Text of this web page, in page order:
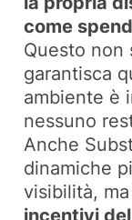
come
Questo non
garantisca
ambiente è
nessuno
Anche
dinamiche
visibilità,